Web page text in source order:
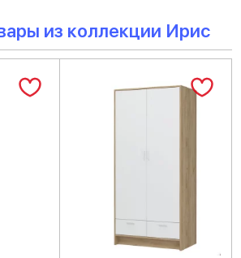
из коллекции Ирис